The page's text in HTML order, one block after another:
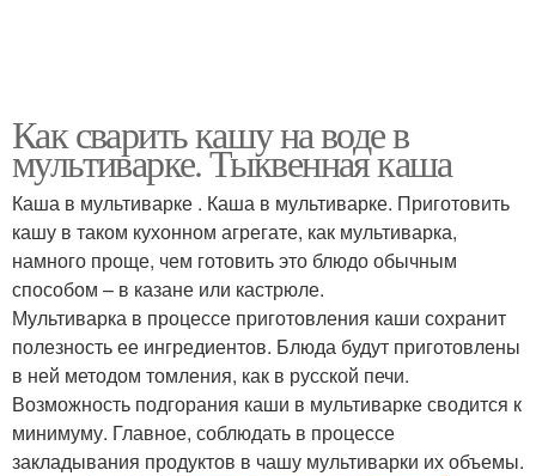
Как сварить кашу на воде в
мультиварке. Тыквенная каша
Каша в мультиварке . Каша в мультиварке. Приготовить
кашу в таком кухонном агрегате, как мультиварка,
намного проще, чем готовить это блюдо обычным
способом – в казане или кастрюле.
Мультиварка в процессе приготовления каши сохранит
полезность ее ингредиентов. Блюда будут приготовлены
в ней методом томления, как в русской печи.
Возможность подгорания каши в мультиварке сводится к
минимуму. Главное, соблюдать в процессе
закладывания продуктов в чашу мультиварки их объемы.